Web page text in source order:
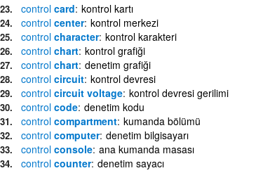
controlcard kontrol kartı
controlcenter kontrol merkezi
controlcharacter kontrol karakteri
controlchart kontrol grafiği
controlchart denetim grafiği
controlcircuit kontrol devresi
controlcircuit voltage kontrol devresi gerilimi
controlcode denetim kodu
controlcompartment kumanda bölümü
controlcomputer denetim bilgisayarı
controlconsole ana kumanda masası
controlcounter denetim sayacı